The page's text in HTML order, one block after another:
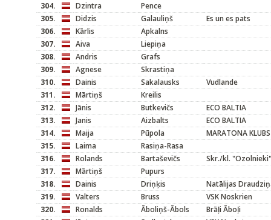
304.
Dzintra
Pence
305.
Didzis Galauliņš
Es un es pats
306.
Kārlis
Apkalns
307.
Aiva
Liepiņa
308.
Andris
Grafs
309.
Agnese
Skrastiņa
310.
Dainis Sakalausks
Vudlande
311.
Mārtiņš
Kreilis
312.
Jānis Butkevičs
ECO BALTIA
313.
Janis Aizbalts
ECO BALTIA
314.
Maija Pūpola
MARATONA KLUBS
315.
Laima
Rasiņa-Rasa
316.
Rolands Bartaševičs
Skr./kl. "Ozolnieki"
317.
Mārtiņš
Pupurs
318.
Dainis Driņķis
Natālijas
319.
Valters Bruss
VSK Noskrien
320.
Ronalds Āboliņš-Ābols
Brāļi Āboļi